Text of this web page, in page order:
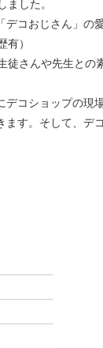
ました。
デコおじさん」の
）
徒さんや先生と
デコショップの現
ます。そして、デ